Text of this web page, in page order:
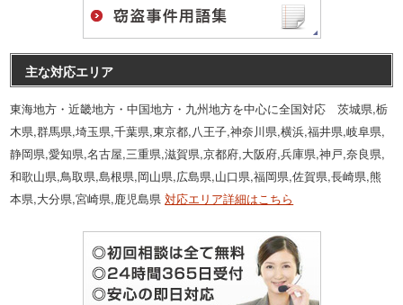
主な対応エリア
東海地方・近畿地方・中国地方・九州地方を中心に全国対応 茨城県,栃
木県,群馬県,埼玉県,千葉県,東京都,八王子,神奈川県,横浜,福井県,岐阜県,
静岡県,愛知県,名古屋,三重県,滋賀県,京都府,大阪府,兵庫県,神戸,奈良県,
和歌山県,鳥取県,島根県,岡山県,広島県,山口県,福岡県,佐賀県,長崎県,熊
本県,大分県,宮崎県,鹿児島県対応エリア詳細はこちら